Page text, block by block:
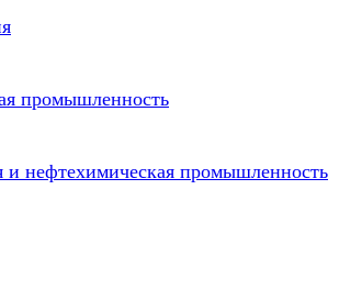
промышленность
и нефтехимическая промышленность